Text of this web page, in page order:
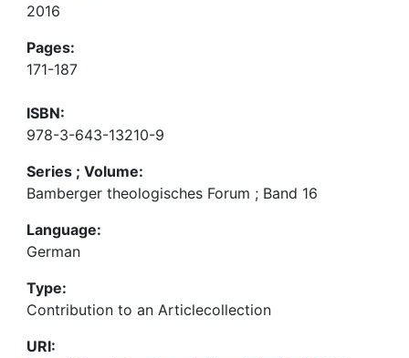
2016
Pages:
171-187
ISBN:
978-3-643-13210-9
Series ; Volume:
Bamberger theologisches Forum ; Band 16
Language:
German
Type:
Contribution to an Articlecollection
URI: